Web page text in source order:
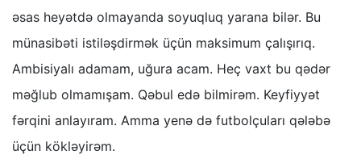
əsas heyətdə olmayanda soyuqluq yarana bilər. Bu
münasibəti istiləşdirmək üçün maksimum çalışırıq.
Ambisiyalı adamam, uğura acam. Heç vaxt bu qədər
məğlub olmamışam. Qəbul edə bilmirəm. Keyfiyyət
fərqini anlayıram. Amma yenə də futbolçuları qələbə
üçün kökləyirəm.